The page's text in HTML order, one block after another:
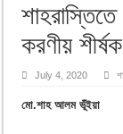
করণীয়
July 4, 2020
মো.শাহ আলম ভূঁইয়া